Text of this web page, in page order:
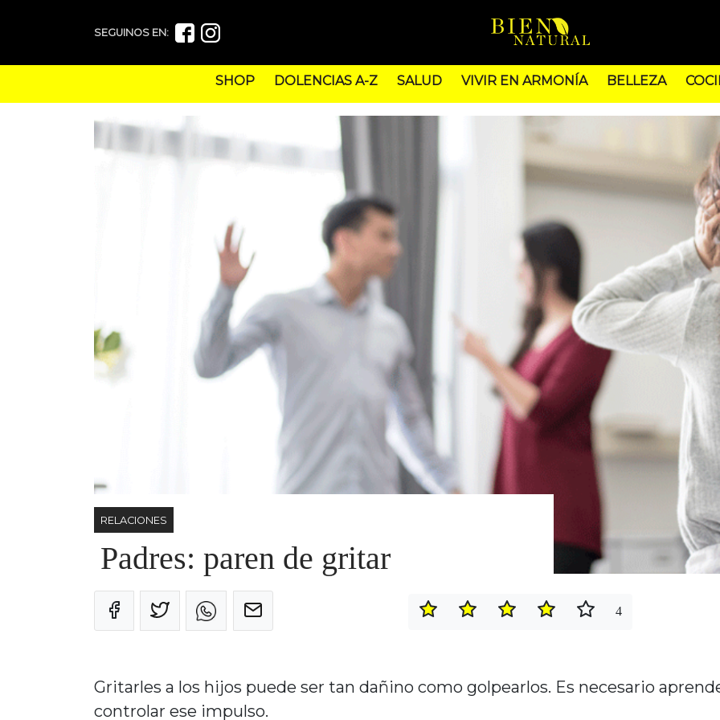
SEGUINOS EN:
SHOP DOLENCIAS A-Z SALUD VIVIR EN ARMONÍA BELLEZA
RELACIONES
Padres: paren de gritar
4
Gritarles a los hijos puede ser tan dañino como golpearlos. Es necesario
controlar ese impulso.